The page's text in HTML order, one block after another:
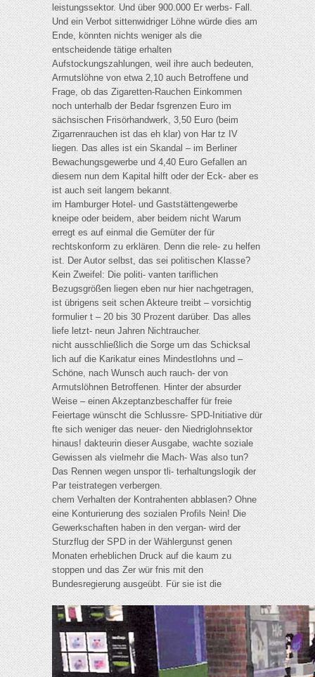
leistungssektor. Und über 900.000 Er werbs- Fall.
Und ein Verbot sittenwidriger Löhne würde dies am
Ende, könnten nichts weniger als die
entscheidende tätige erhalten
Aufstockungszahlungen, weil ihre auch bedeuten,
Armutslöhne von etwa 2,10 auch Betroffene und
Frage, ob das Zigaretten-Rauchen Einkommen
noch unterhalb der Bedar fsgrenzen Euro im
sächsischen Frisörhandwerk, 3,50 Euro (beim
Zigarrenrauchen ist das eh klar) von Har tz IV
liegen. Das alles ist ein Skandal – im Berliner
Bewachungsgewerbe und 4,40 Euro Gefallen an
diesem nun dem Kapital hilft oder der Eck- aber es
ist auch seit langem bekannt.
im Hamburger Hotel- und Gaststättengewerbe
kneipe oder beidem, aber beidem nicht Warum
erregt es auf einmal die Gemüter der für
rechtskonform zu erklären. Denn die rele- zu helfen
ist. Der Autor selbst, das sei politischen Klasse?
Kein Zweifel: Die politi- vanten tariflichen
Bezugsgrößen liegen eben nur hier nachgetragen,
ist übrigens seit schen Akteure treibt – vorsichtig
formulier t – 20 bis 30 Prozent darüber. Das alles
liefe letzt- neun Jahren Nichtraucher.
nicht ausschließlich die Sorge um das Schicksal
lich auf die Karikatur eines Mindestlohns und –
Schöne, nach Wunsch auch rauch- der von
Armutslöhnen Betroffenen. Hinter der absurder
Weise – einen Akzeptanzbeschaffer für freie
Feiertage wünscht die Schlussre- SPD-Initiative dür
fte sich weniger das neuer- den Niedriglohnsektor
hinaus! dakteurin dieser Ausgabe, wachte soziale
Gewissen als vielmehr die Mach- Was also tun?
Das Rennen wegen unspor tli- terhaltungslogik der
Par teistrategen verbergen.
chem Verhalten der Kontrahenten abblasen? Ohne
eine Konturierung des sozialen Profils Nein! Die
Gewerkschaften haben in den vergan- wird der
Sturzflug der SPD in der Wählergunst genen
Monaten erheblichen Druck auf die kaum zu
stoppen und das Zer wür fnis mit den
Bundesregierung ausgeübt. Für sie ist die